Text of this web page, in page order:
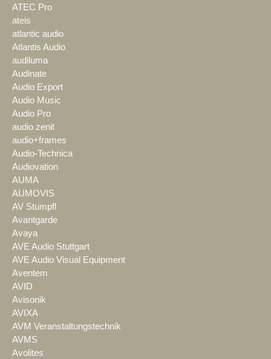
ATEC Pro
ateis
atlantic audio
Atlantis Audio
audiluma
Audinate
Audio Export
Audio Music
Audio Pro
audio zenit
audio+frames
Audio-Technica
Audiovation
AUMA
AUMOVIS
AV Stumpfl
Avantgarde
Avaya
AVE Audio Stuttgart
AVE Audio Visual Equipment
Aventem
AVID
Avisonik
AVIXA
AVM Veranstaltungstechnik
AVMS
Avolites